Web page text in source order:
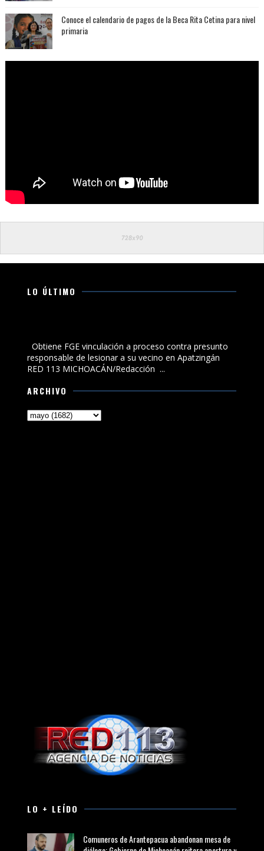
Conoce el calendario de pagos de la Beca Rita Cetina para nivel
primaria
LO ÚLTIMO
Obtiene FGE vinculación a proceso contra presunto
responsable de lesionar a su vecino en Apatzingán
RED 113 MICHOACÁN/Redacción ...
ARCHIVO
LO + LEÍDO
Comuneros de Arantepacua abandonan mesa de